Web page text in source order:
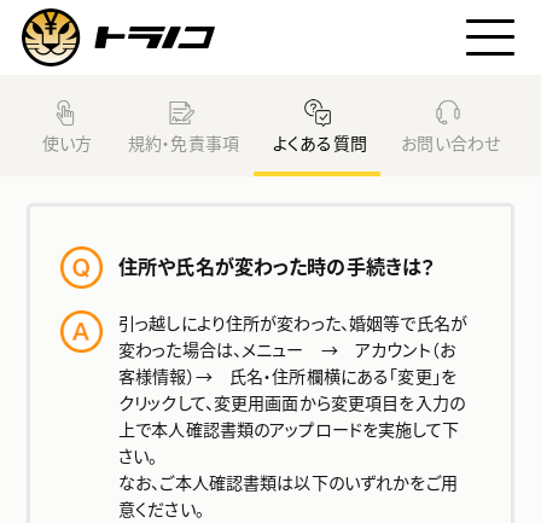
トラノコとは
始め方
利用料
ニュース
使い方 規約・免責事項 よくある質問 お問い合わせ
住所や氏名が変わった時の手続きは？
引っ越しにより住所が変わった、婚姻等で氏名が
変わった場合は、メニュー → アカウント（お
客様情報）→ 氏名・住所欄横にある「変更」を
クリックして、変更用画面から変更項目を入力の
上で本人確認書類のアップロードを実施して下
さい。
なお、ご本人確認書類は以下のいずれかをご用
意ください。